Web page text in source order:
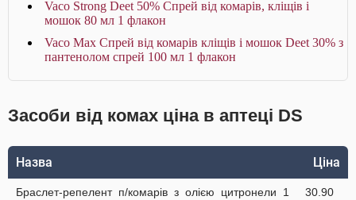
Vaco Strong Deet 50% Спрей від комарів, кліщів і
мошок 80 мл 1 флакон
Vaco Max Спрей від комарів кліщів і мошок Deet 30% з
пантенолом спрей 100 мл 1 флакон
Засоби від комах ціна в аптеці DS
Назва Ціна
Браслет-репелент п/комарів з олією цитронели 1
30.90